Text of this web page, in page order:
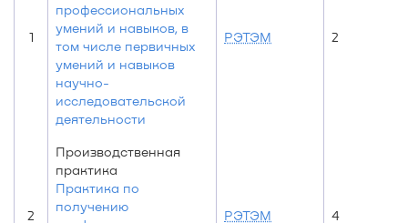
1
профессиональных
умений и навыков, в
том числе первичных
умений и навыков
научно-
исследовательской
деятельности
РЭТЭМ 2
2
Производственная
практика
Практика по
получению
РЭТЭМ 4